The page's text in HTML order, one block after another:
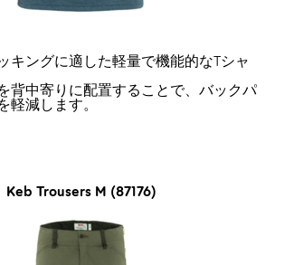
キングに適した軽量で機能的なTシャ
背中寄りに配置することで、バックパ
軽減します。
Keb Trousers M (87176)